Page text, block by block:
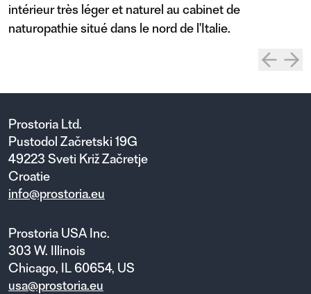
intérieur très léger et naturel au cabinet de
naturopathie situé dans le nord de l'Italie.
Prostoria Ltd.
Pustodol Začretski 19G
49223 Sveti Križ Začretje
Croatie
info@prostoria.eu
Prostoria USA Inc.
303 W. Illinois
Chicago, IL 60654, US
usa@prostoria.eu